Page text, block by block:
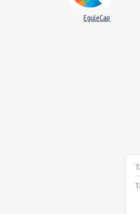
EguleCap